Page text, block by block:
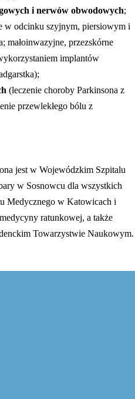
i nerwów obwodowych;
w odcinku szyjnym, piersiowym i
małoinwazyjne, przezskórne
implantów
(leczenie choroby Parkinsona z
przewlekłego bólu z
jest w Wojewódzkim Szpitalu
w Sosnowcu dla wszystkich
Medycznego w Katowicach i
ratunkowej, a także
Towarzystwie Naukowym.